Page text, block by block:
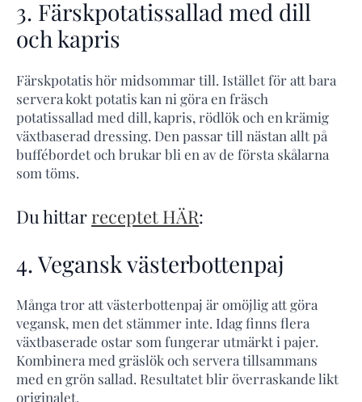
3. Färskpotatissallad med dill
och kapris
Färskpotatis hör midsommar till. Istället för att bara
servera kokt potatis kan ni göra en fräsch
potatissallad med dill, kapris, rödlök och en krämig
växtbaserad dressing. Den passar till nästan allt på
buffébordet och brukar bli en av de första skålarna
som töms.
Du hittar receptet HÄR:
4. Vegansk västerbottenpaj
Många tror att västerbottenpaj är omöjlig att göra
vegansk, men det stämmer inte. Idag finns flera
växtbaserade ostar som fungerar utmärkt i pajer.
Kombinera med gräslök och servera tillsammans
med en grön sallad. Resultatet blir överraskande likt
originalet.